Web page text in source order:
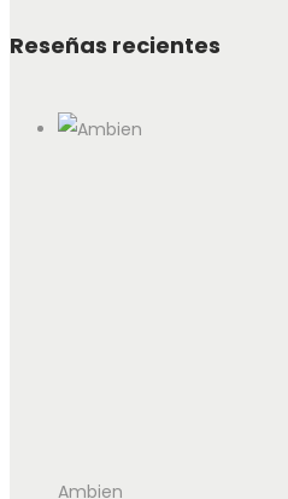
Reseñas recientes
Ambien